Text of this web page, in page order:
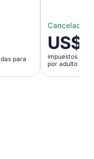
para
Cancelación
El
precio
es
de
US$
impuestos y
por adulto